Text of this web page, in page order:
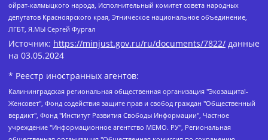
ойрат-калмыцкого народа, Исполнительный комитет совета народных
депутатов Красноярского края, Этническое национальное объединение,
ЛГБТ, Я.МЫ Сергей Фургал
Источник: https://minjust.gov.ru/ru/documents/7822/ данные
на 03.05.2024
* Реестр иностранных агентов:
Калининградская региональная общественная организация "Экозащита!-Женсовет", Фонд содействия защите прав и свобод граждан "Общественный вердикт", Фонд "Институт Развития Свободы Информации", Частное учреждение "Информационное агентство МЕМО. РУ", Региональная общественная организация "Общественная комиссия по сохранению наследия академика Сахарова", Фонд поддержки свободы прессы, Санкт-Петербургская общественная правозащитная организация "Гражданский контроль", Межрегиональная общественная организация "Информационно-просветительский центр "Мемориал", Региональный Фонд "Центр Защиты Прав Средств Массовой Информации", с 05.12.2023 Фонд "Центр Защиты Прав Средств массовой информации", Региональная общественная благотворительная организация помощи беженцам и мигрантам "Гражданское содействие", Негосударственное образовательное учреждение дополнительного профессионального образования (повышение квалификации) специалистов "АКАДЕМИЯ ПО ПРАВАМ ЧЕЛОВЕКА", Свердловская региональная общественная организация "Сутяжник", Автономная некоммерческая организация "Центр независимых социологических исследований", Союз общественных объединений "Российский исследовательский центр по правам человека", Региональное общественное учреждение научно-информационный центр "МЕМОРИАЛ", Некоммерческая организация "Фонд защиты гласности", Автономная некоммерческая организация "Институт прав человека", Городская общественная организация "Екатеринбургское общество "МЕМОРИАЛ", Городская общественная организация "Рязанское историко-просветительское и правозащитное общество "Мемориал" (Рязанский Мемориал), Челябинский региональный орган общественной самодеятельности – женское общественное объединение "Женщины Евразии", Челябинский региональный орган общественной самодеятельности "Уральская правозащитная группа", Фонд содействия защите здоровья и социальной справедливости имени Андрея Рылькова, Автономная Некоммерческая Организация "Аналитический Центр Юрия Левады", Автономная некоммерческая организация социальной поддержки населения "Проект Апрель", Региональная общественная организация помощи женщинам и детям, находящимся в кризисной ситуации "Информационно-методический центр "Анна", Фонд содействия развитию массовых коммуникаций и правовому просвещению "Так-так-Так", Фонд содействия устойчивому развитию "Серебряная тайга", Свердловский региональный общественный фонд социальных проектов "Новое время", "Idel.Реалии", Кавказ.Реалии, Крым.Реалии, Телеканал Настоящее Время, Татаро-башкирская служба Радио Свобода (Azatliq Radiosi), Радио Свободная Европа/Радио Свобода (PCE/PC), "Сибирь.Реалии", "Фактограф", Благотворительный фонд помощи осужденным и их семьям, Автономная некоммерческая организация "Институт глобализации и социальных движений", Фонд "В защиту прав заключенных", Частное учреждение "Центр поддержки и содействия развитию средств массовой информации", Пензенский региональный общественный благотворительный фонд "Гражданский союз", "Север.Реалии", Некоммерческая организация Фонд "Правовая инициатива", Общество с ограниченной ответственностью "Радио Свободная Европа/Радио Свобода", Чешское информационное агентство "MEDIUM-ORIENT", Красноярская региональная общественная организация "Мы против СПИДа", Камалягин Денис Николаевич, Маркелов Сергей Евгеньевич, Пономарев Лев Александрович, Савицкая Людмила Алексеевна, Автономная некоммерческая организация "Центр по работе с проблемой насилия "НАСИЛИЮ.НЕТ", Межрегиональный профессиональный союз работников здравоохранения "Альянс врачей", Юридическое лицо, зарегистрированное в Латвийской Республике, SIA "Medusa Project" (регистрационный номер 40103797863, дата регистрации 10.06.2014), Некоммерческая организация "Фонд по борьбе с коррупцией", Автономная некоммерческая организация "Институт права и публичной политики", Баданин Роман Сергеевич, Гликин Максим Александрович, Железнова Мария Михайловна, Лукьянова Юлия Сергеевна, Маетная Елизавета Витальевна, Маняхин Петр Борисович, Чуракова Ольга Владимировна, Ярош Юлия Петровна, Юридическое лицо "The Insider SIA", зарегистрированное в Риге, Латвийская Республика (дата регистрации 26.06.2015), являющееся администратором доменного имени интернет-издания "The Insider SIA", https://theins.ru, Постернак Алексей Евгеньевич, Рубин Михаил Аркадьевич, Анин Роман Александрович, Юридическое лицо Istories fonds, зарегистрированное в Латвийской Республике (регистрационный номер 50008295751, дата регистрации 24.02.2020), Великовский Дмитрий Александрович, Долинина Ирина Николаевна, Мароховская Алеся Алексеевна, Шлейнов Роман Юрьевич, Шмагун Олеся Валентиновна, Общество с ограниченной ответственностью "Альтаир 2021", Общество с ограниченной ответственностью "Вега 2021", Общество с ограниченной ответственностью "Главный редактор 2021", Общество с ограниченной ответственностью "Ромашки монолит", Важенков Артем Валерьевич, Ивановская областная общественная организация "Центр гендерных исследований", Гурман Юрий Альбертович, Медиапроект "ОВД-Инфо", Егоров Владимир Владимирович, Жилинский Владимир Александрович, Общество с ограниченной ответственностью "ЗП", Иванова София Юрьевна, Карезина Инна Павловна, Кильтау Екатерина Викторовна, Петров Алексей Викторович, Пискунов Сергей Евгеньевич, Смирнов Сергей Сергеевич, Тихонов Михаил Сергеевич, Общество с ограниченной ответственностью "ЖУРНАЛИСТ-ИНОСТРАННЫЙ АГЕНТ", Арапова Галина Юрьевна, Вольтская Татьяна Анатольевна, Американская компания "Mason G.E.S. Anonymous Foundation" (США), являющаяся владельцем интернет-издания https://mnews.world/, Компания "Stichting Bellingcat", зарегистрированная в Нидерландах (дата регистрации 11.07.2018), Захаров Андрей Вячеславович, Клепиковская Екатерина Дмитриевна, Общество с ограниченной ответственностью "МЕМО", Перл Роман Александрович, Симонов Евгений Алексеевич, Соловьева Елена Анатольевна, Сотников Даниил Владимирович, Сурначева Елизавета Дмитриевна, Автономная некоммерческая организация по защите прав человека и информированию населения "Якутия – Наше Мнение", Общество с ограниченной ответственностью "Москоу диджитал медиа", с 26.01.2023 Общество с ограниченной ответственностью "Чайка Белые сады", Ветошкина Валерия Валерьевна, Заговора Максим Александрович, Межрегиональное общественное движение "Российская ЛГБТ - сеть", Оленичев Максим Владимирович, Павлов Иван Юрьевич, Скворцова Елена Сергеевна, Общество с ограниченной ответственностью "Как бы инагент", Кочетков Игорь Викторович, Общество с ограниченной ответственностью "Честные выборы", Еланчик Олег Александрович, Общество с ограниченной ответственностью "Нобелевский призыв", Гималова Регина Эмилевна, Григорьев Андрей Валерьевич, Григорьева Алина Александровна, Ассоциация по содействию защите прав призывников, альтернативнослужащих и военнослужащих "Правозащитная группа "Гражданин.Армия.Право", Хисамова Регина Фаритовна, Автономная некоммерческая организация по реализации социально-правовых программ "Лилит", Дальневосточное общественное движение "Маяк", Санкт-Петербургская ЛГБТ-инициативная группа "Выход", Инициативная группа ЛГБТ+ "Реверс", Алексеев Андрей Викторович, Бекбулатова Таисия Львовна, Беляев Иван Михайлович, Владыкина Елена Сергеевна, Гельман Марат Александрович, Никульшина Вероника Юрьевна, Толоконникова Надежда Андреевна, Шендерович Виктор Анатольевич, Общество с ограниченной ответственностью "Данное сообщение", Общество с ограниченной ответственностью Издательский дом "Новая глава", Айнбиндер Александра Александровна, Московский комьюнити-центр для ЛГБТ+инициатив, Благотворительный фонд развития филантропии, Deutsche Welle (Германия, Kurt-Schumacher-Strasse 3, 53113 Bonn), Борзунова Мария Михайловна, Воробьев Виктор Викторович, Голубева Анна Львовна, Константинова Алла Михайловна, Малкова Ирина Владимировна, Мурадов Мурад Абдулгалимович, Осетинская Елизавета Николаевна, Понасенков Евгений Николаевич, Ганапольский Матвей Юрьевич, Киселев Евгений Алексеевич, Борухович Ирина Григорьевна, Дремин Иван Тимофеевич, Дубровский Дмитрий Викторович, Красноярская региональная общественная организация поддержки и развития альтернативных образовательных технологий и межкультурных коммуникаций "ИНТЕРРА", Маяковская Екатерина Алексеевна, Фейгин Марк Захарович, Филимонов Андрей Викторович, Дзугкоева Регина Николаевна, Доброхотов Роман Александрович, Дудь Юрий Александрович, Елкин Сергей Владимирович, Кругликов Кирилл Игоревич, Сабунаева Мария Леонидовна, Семенов Алексей Владимирович, Шаинян Карен Багратович, Шульман Екатерина Михайловна, Асафьев Артур Валерьевич, Вахштайн Виктор Семенович, Венедиктов Алексей Алексеевич, Лушникова Екатерина Евгеньевна, Волков Леонид Михайлович, Невзоров Александр Глебович, Пархоменко Сергей Борисович, Сироткин Ярослав Николаевич, Кара-Мурза Владимир Владимирович, Баранова Наталья Владимировна, Гозман Леонид Яковлевич, Кагарлицкий Борис Юльевич, Климарев Михаил Валерьевич, Милов Владимир Станиславович, Автономная некоммерческая организация Краснодарский центр современного искусства "Типография", Моргенштерн Алишер Тагирович, Соболь Любовь Эдуардовна, Общество с ограниченной ответственностью "ЛИЗА НОРМ", Каспаров Гарри Кимович, Ходорковский Михаил Борисович, Общество с ограниченной ответственностью "Апрельские тезисы", Данилович Ирина Брониславовна, Кашин Олег Владимирович, Петров Николай Владимирович, Пивоваров Алексей Владимирович, Соколов Михаил Владимирович, Цветкова Юлия Владимировна, Чичваркин Евгений Александрович, Комитет против пыток/Команда против пыток, Общество с ограниченной ответственностью "Первый научный", Общество с ограниченной ответственностью "Вертолет и ко", Белоцерковская Вероника Борисовна, Кац Максим Евгеньевич, Лазарева Татьяна Юрьевна, Шаведдинов Руслан Табризович, Яшин Илья Валерьевич, Общество с ограниченной ответственностью "Иноагент ААВ", Алешковский Дмитрий Петрович, Альбац Евгения Марковна, Быков Дмитрий Львович, Галямина Юлия Евгеньевна, Лойко Сергей Леонидович, Мартынов Кирилл Константинович, Медведев Сергей Александрович, Крашенинников Федор Геннадиевич, Гордеева Катерина Вл